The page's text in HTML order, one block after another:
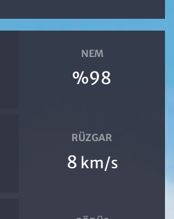
NEM
%98
RÜZGAR
8 km/s